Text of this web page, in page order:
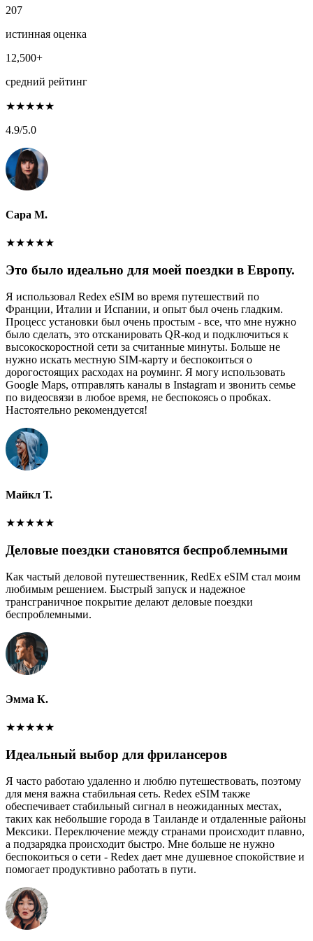
207
истинная оценка
12,500+
средний рейтинг
★★★★★
4.9/5.0
Сара М.
★★★★★
Это было идеально для моей поездки в Европу.
Я использовал Redex eSIM во время путешествий по
Франции, Италии и Испании, и опыт был очень гладким.
Процесс установки был очень простым - все, что мне нужно
было сделать, это отсканировать QR-код и подключиться к
высокоскоростной сети за считанные минуты. Больше не
нужно искать местную SIM-карту и беспокоиться о
дорогостоящих расходах на роуминг. Я могу использовать
Google Maps, отправлять каналы в Instagram и звонить семье
по видеосвязи в любое время, не беспокоясь о пробках.
Настоятельно рекомендуется!
Майкл Т.
★★★★★
Деловые поездки становятся беспроблемными
Как частый деловой путешественник, RedEx eSIM стал моим
любимым решением. Быстрый запуск и надежное
трансграничное покрытие делают деловые поездки
беспроблемными.
Эмма К.
★★★★★
Идеальный выбор для фрилансеров
Я часто работаю удаленно и люблю путешествовать, поэтому
для меня важна стабильная сеть. Redex eSIM также
обеспечивает стабильный сигнал в неожиданных местах,
таких как небольшие города в Таиланде и отдаленные районы
Мексики. Переключение между странами происходит плавно,
а подзарядка происходит быстро. Мне больше не нужно
беспокоиться о сети - Redex дает мне душевное спокойствие и
помогает продуктивно работать в пути.